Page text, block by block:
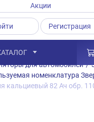
Акции
Регистрация
/ Товары
для автомобилей /
номенклатура
кальциевый 82 Ач обр.